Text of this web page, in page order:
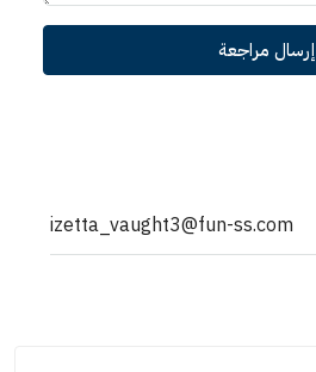
إرسال مراجعة
izetta_vaught3@fun-ss.com